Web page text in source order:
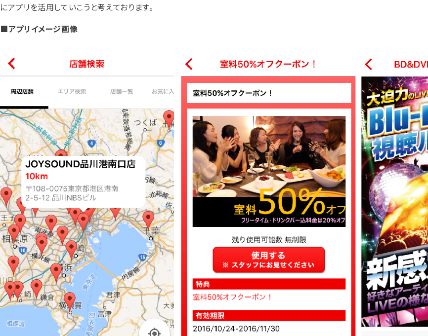
にアプリを活用していこうと考えております。
■アプリイメージ画像